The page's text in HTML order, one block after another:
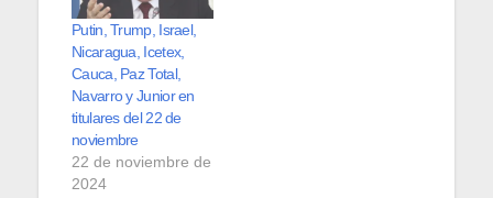
Putin, Trump, Israel,
Nicaragua, Icetex,
Cauca, Paz Total,
Navarro y Junior en
titulares del 22 de
noviembre
22 de noviembre de
2024